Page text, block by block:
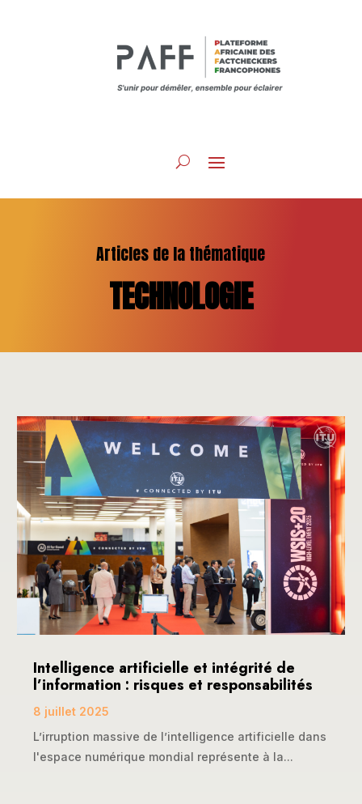
Articles de la thématique
TECHNOLOGIE
Intelligence artificielle et intégrité de
l’information : risques et responsabilités
8 juillet 2025
L’irruption massive de l’intelligence artificielle dans
l'espace numérique mondial représente à la...